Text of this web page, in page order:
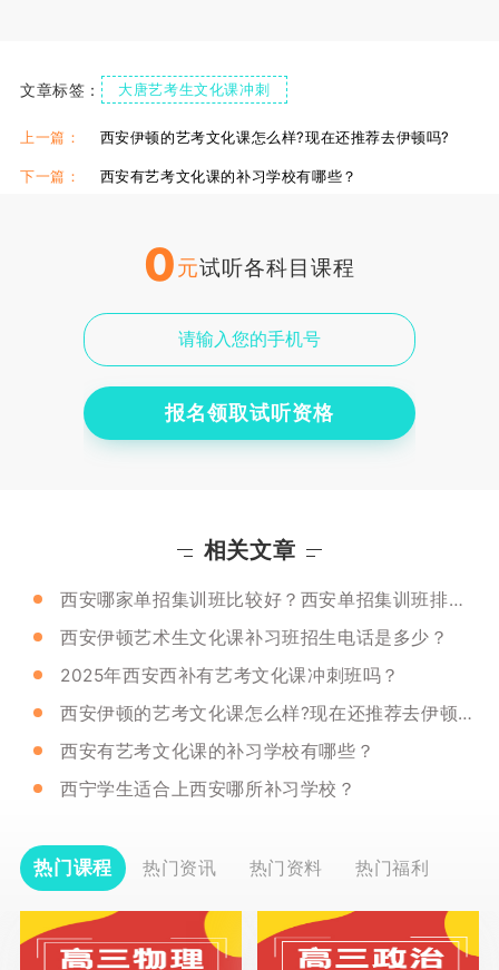
文章标签： 大唐艺考生文化课冲刺
上一篇： 西安伊顿的艺考文化课怎么样?现在还推荐去伊顿吗?
下一篇： 西安有艺考文化课的补习学校有哪些？
0元试听各科目课程
报名领取试听资格
相关文章
西安哪家单招集训班比较好？西安单招集训班排名是什么？
西安伊顿艺术生文化课补习班招生电话是多少？
2025年西安西补有艺考文化课冲刺班吗？
西安伊顿的艺考文化课怎么样?现在还推荐去伊顿吗?
西安有艺考文化课的补习学校有哪些？
西宁学生适合上西安哪所补习学校？
热门课程 热门资讯 热门资料 热门福利